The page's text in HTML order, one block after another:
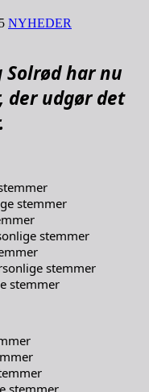
NYHEDER
har nu
der udgør det
stemmer
stemmer
stemmer
stemmer